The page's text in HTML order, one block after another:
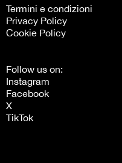
Termini e condizioni
Privacy Policy
Cookie Policy
Follow us on:
Instagram
Facebook
X
TikTok